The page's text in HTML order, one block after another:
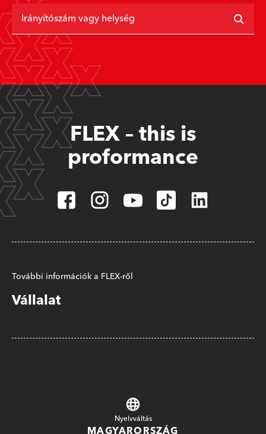
Irányítószám vagy helység
FLEX – this is
proformance
További információk a FLEX-ről
Vállalat
Nyelvváltás